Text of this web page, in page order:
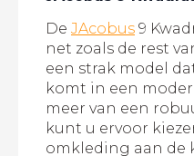
De JAcobus 9
net zoals de rest
een strak model
komt in een
meer van een
kunt u ervoor
omkleding aan de